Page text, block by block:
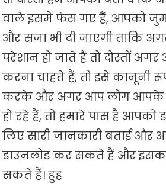
वाले इसमें फंस गए हैं, आपको
और सजा भी दी जाएगी ताकि
परेशान हो जाते हैं तो दोस्तों
करना चाहते हैं, तो इसे कानूनी
करके और अगर आप लोग आपके
हो रहे हैं, तो हमारे पास है
लिए सारी जानकारी बताई और
डाउनलोड कर सकते हैं और
सकते हैं। हुह